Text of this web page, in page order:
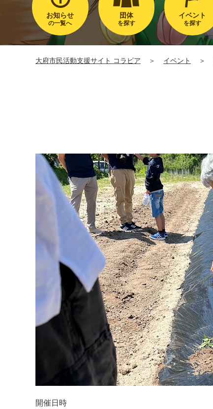
お知らせ
の一覧へ
団体
を探す
イベント
を探す
大府市民活動支援サイト コラビア ＞ イベント ＞
開催日時